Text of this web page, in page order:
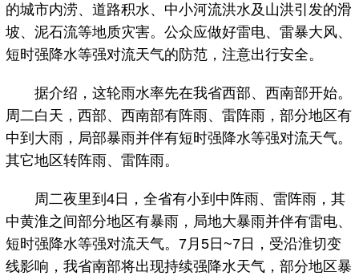
的城市内涝、道路积水、中小河流洪水及山洪引发的滑
坡、泥石流等地质灾害。公众应做好雷电、雷暴大风、
短时强降水等强对流天气的防范，注意出行安全。
据介绍，这轮雨水率先在我省西部、西南部开始。
周二白天，西部、西南部有阵雨、雷阵雨，部分地区有
中到大雨，局部暴雨并伴有短时强降水等强对流天气。
其它地区转阵雨、雷阵雨。
周二夜里到4日，全省有小到中阵雨、雷阵雨，其
中黄淮之间部分地区有暴雨，局地大暴雨并伴有雷电、
短时强降水等强对流天气。7月5日~7日，受沿淮切变
线影响，我省南部将出现持续强降水天气，部分地区暴